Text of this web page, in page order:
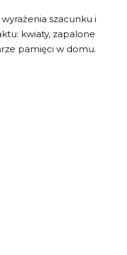
szacunku i
kwiaty, zapalone
pamięci w domu.